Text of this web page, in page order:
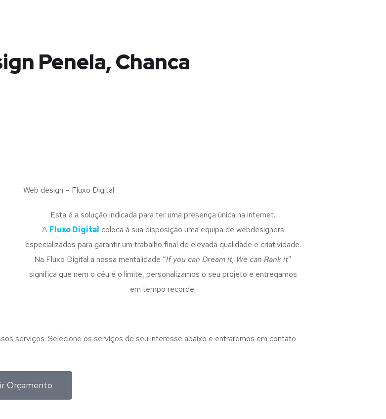
Penela, Chanca
Web design – Fluxo Digital
Esta é a solução indicada para ter uma presença única na internet.
A Fluxo Digital coloca à sua disposição uma equipa de webdesigners
especializados para garantir um trabalho final de elevada qualidade e criatividade.
Na Fluxo Digital a nossa mentalidade “If you can Dream it, We can Rank it”
significa que nem o céu é o limite, personalizamos o seu projeto e entregamos
em tempo recorde.
serviços. Selecione os serviços de seu interesse abaixo e entraremos em contato
Orçamento